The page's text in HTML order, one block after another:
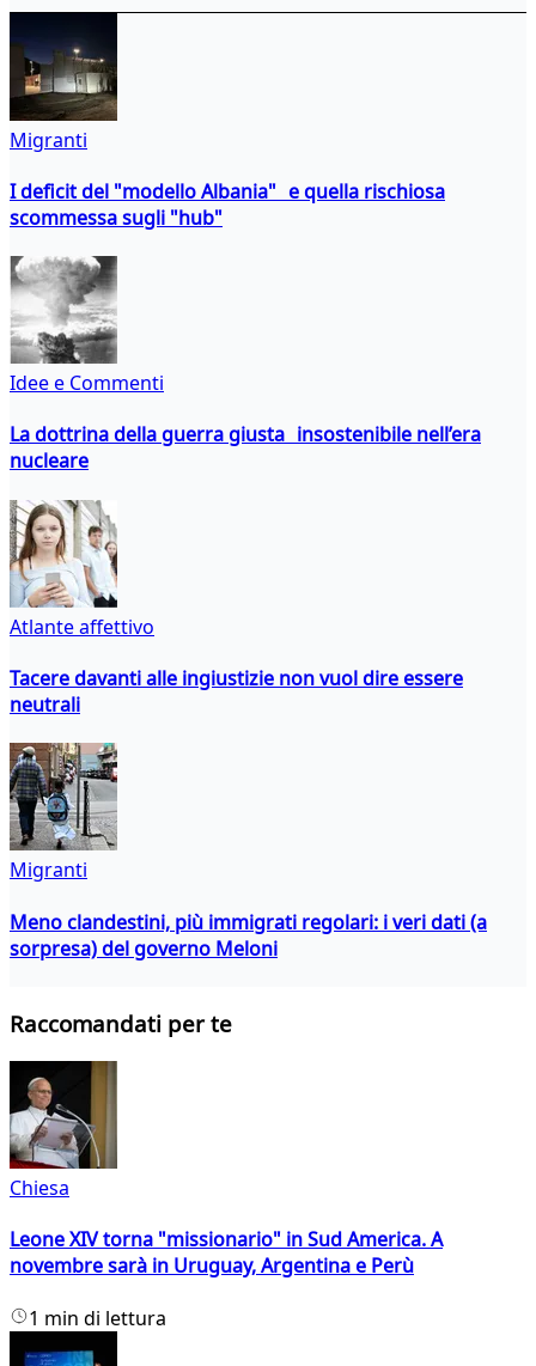
Migranti
I deficit del "modello Albania" e quella rischiosa
scommessa sugli "hub"
Idee e Commenti
La dottrina della guerra giusta insostenibile nell’era
nucleare
Atlante affettivo
Tacere davanti alle ingiustizie non vuol dire essere
neutrali
Migranti
Meno clandestini, più immigrati regolari: i veri dati (a
sorpresa) del governo Meloni
Raccomandati per te
Chiesa
Leone XIV torna "missionario" in Sud America. A
novembre sarà in Uruguay, Argentina e Perù
1 min di lettura